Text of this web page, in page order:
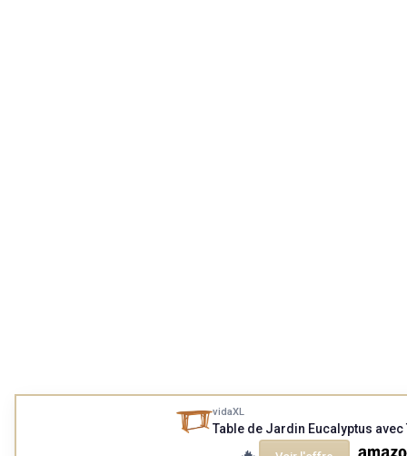
vidaXL
Table de Jardin Eucalyptus